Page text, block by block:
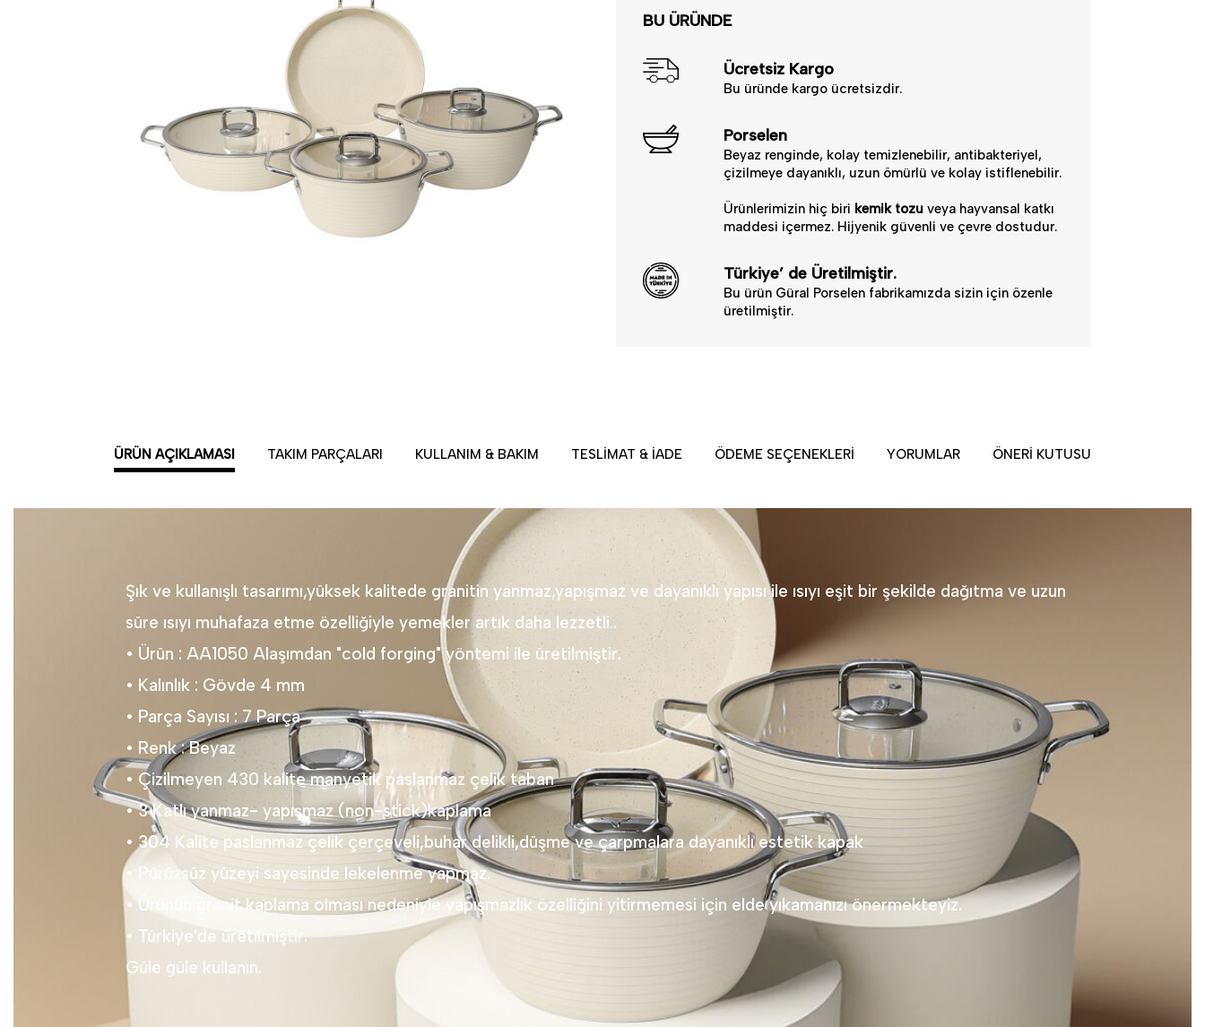
BU ÜRÜNDE
Ücretsiz Kargo
Bu üründe kargo ücretsizdir.
Porselen
Beyaz renginde, kolay temizlenebilir, antibakteriyel,
çizilmeye dayanıklı, uzun ömürlü ve kolay istiflenebilir.
Ürünlerimizin hiç biri kemik tozu veya hayvansal katkı
maddesi içermez. Hijyenik güvenli ve çevre dostudur.
Türkiye’ de Üretilmiştir.
Bu ürün Güral Porselen fabrikamızda sizin için özenle
üretilmiştir.
ÜRÜN AÇIKLAMASI TAKIM PARÇALARI KULLANIM & BAKIM TESLIMAT & İADE ÖDEME SEÇENEKLERI YORUMLAR ÖNERI KUTUSU
Şık ve kullanışlı tasarımı,yüksek kalitede granitin yanmaz,yapışmaz ve dayanıklı yapısı ile ısıyı eşit bir şekilde dağıtma ve uzun
süre ısıyı muhafaza etme özelliğiyle yemekler artık daha lezzetli..
• Ürün : AA1050 Alaşımdan "cold forging" yöntemi ile üretilmiştir.
• Kalınlık : Gövde 4 mm
• Parça Sayısı : 7 Parça
• Renk : Beyaz
• Çizilmeyen 430 kalite manyetik paslanmaz çelik taban
• 3 Katlı yanmaz- yapışmaz (non-stick)kaplama
• 304 Kalite paslanmaz çelik çerçeveli,buhar delikli,düşme ve çarpmalara dayanıklı estetik kapak
• Pürüzsüz yüzeyi sayesinde lekelenme yapmaz.
• Ürünün granit kaplama olması nedeniyle yapışmazlık özelliğini yitirmemesi için elde yıkamanızı önermekteyiz.
• Türkiye'de üretilmiştir.
Güle güle kullanın.